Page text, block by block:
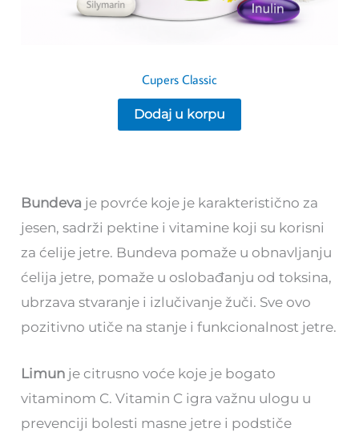
Cupers Classic
Dodaj u korpu
Bundeva je povrće koje je karakteristično za
jesen, sadrži pektine i vitamine koji su korisni
za ćelije jetre. Bundeva pomaže u obnavljanju
ćelija jetre, pomaže u oslobađanju od toksina,
ubrzava stvaranje i izlučivanje žuči. Sve ovo
pozitivno utiče na stanje i funkcionalnost jetre.
Limun je citrusno voće koje je bogato
vitaminom C. Vitamin C igra važnu ulogu u
prevenciji bolesti masne jetre i podstiče